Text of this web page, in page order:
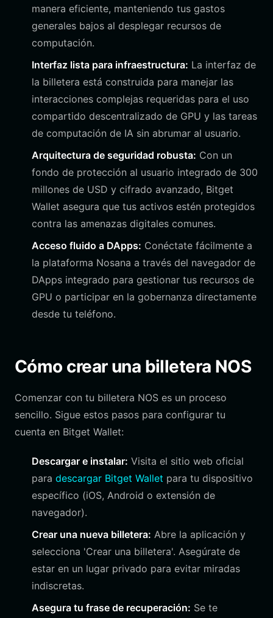
manera eficiente, manteniendo tus gastos
generales bajos al desplegar recursos de
computación.
Interfaz lista para infraestructura: La interfaz de
la billetera está construida para manejar las
interacciones complejas requeridas para el uso
compartido descentralizado de GPU y las tareas
de computación de IA sin abrumar al usuario.
Arquitectura de seguridad robusta: Con un
fondo de protección al usuario integrado de 300
millones de USD y cifrado avanzado, Bitget
Wallet asegura que tus activos estén protegidos
contra las amenazas digitales comunes.
Acceso fluido a DApps: Conéctate fácilmente a
la plataforma Nosana a través del navegador de
DApps integrado para gestionar tus recursos de
GPU o participar en la gobernanza directamente
desde tu teléfono.
Cómo crear una billetera NOS
Comenzar con tu billetera NOS es un proceso
sencillo. Sigue estos pasos para configurar tu
cuenta en Bitget Wallet:
Descargar e instalar: Visita el sitio web oficial
para descargar Bitget Wallet para tu dispositivo
específico (iOS, Android o extensión de
navegador).
Crear una nueva billetera: Abre la aplicación y
selecciona 'Crear una billetera'. Asegúrate de
estar en un lugar privado para evitar miradas
indiscretas.
Asegura tu frase de recuperación: Se te